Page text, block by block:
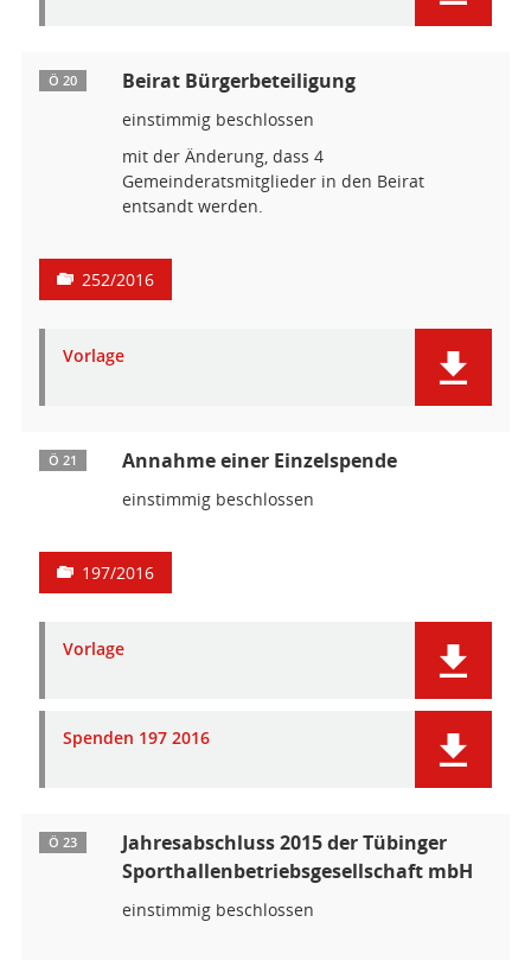
Ö 20 Beirat Bürgerbeteiligung
einstimmig beschlossen
mit der Änderung, dass 4
Gemeinderatsmitglieder in den Beirat
entsandt werden.
252/2016
Vorlage
Ö 21 Annahme einer Einzelspende
einstimmig beschlossen
197/2016
Vorlage
Spenden 197 2016
Ö 23
Jahresabschluss 2015 der Tübinger
Sporthallenbetriebsgesellschaft mbH
einstimmig beschlossen